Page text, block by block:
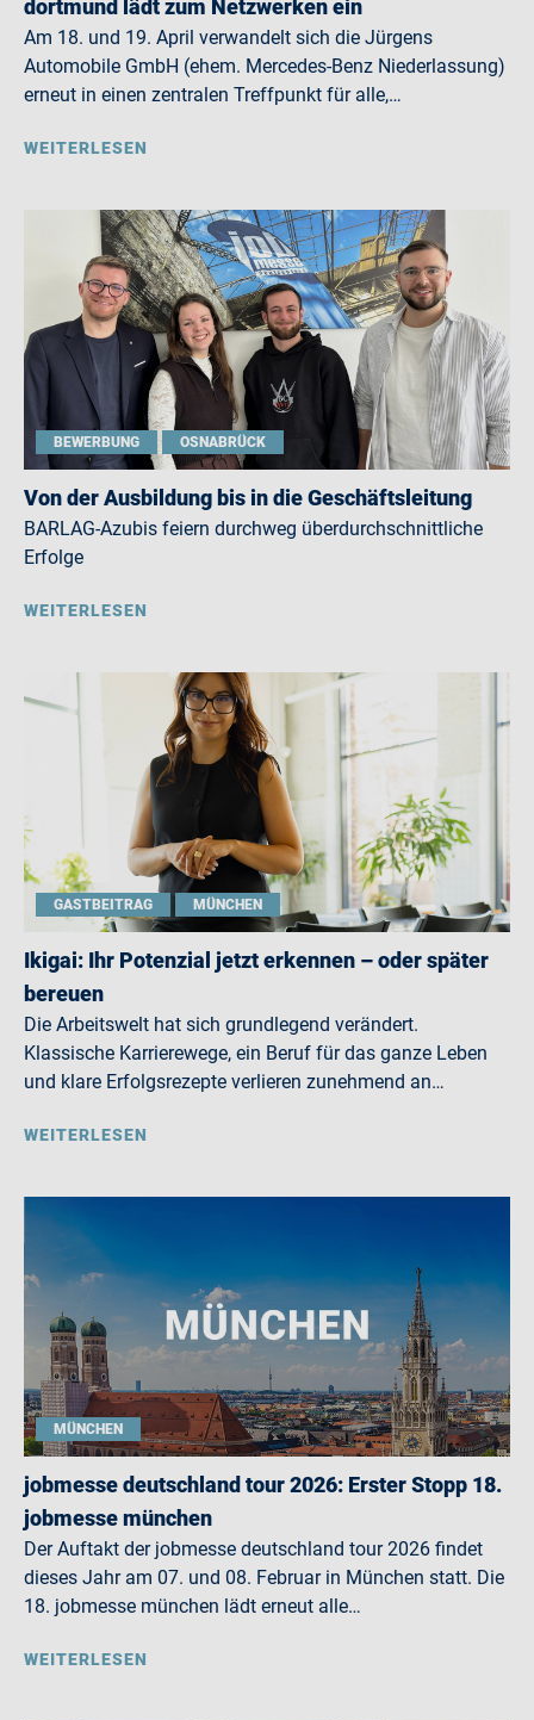
dortmund lädt zum Netzwerken ein
Am 18. und 19. April verwandelt sich die Jürgens
Automobile GmbH (ehem. Mercedes-Benz Niederlassung)
erneut in einen zentralen Treffpunkt für alle,…
WEITERLESEN
BEWERBUNG OSNABRÜCK
Von der Ausbildung bis in die Geschäftsleitung
BARLAG-Azubis feiern durchweg überdurchschnittliche
Erfolge
WEITERLESEN
GASTBEITRAG MÜNCHEN
Ikigai: Ihr Potenzial jetzt erkennen – oder später
bereuen
Die Arbeitswelt hat sich grundlegend verändert.
Klassische Karrierewege, ein Beruf für das ganze Leben
und klare Erfolgsrezepte verlieren zunehmend an…
WEITERLESEN
MÜNCHEN
jobmesse deutschland tour 2026: Erster Stopp 18.
jobmesse münchen
Der Auftakt der jobmesse deutschland tour 2026 findet
dieses Jahr am 07. und 08. Februar in München statt. Die
18. jobmesse münchen lädt erneut alle…
WEITERLESEN